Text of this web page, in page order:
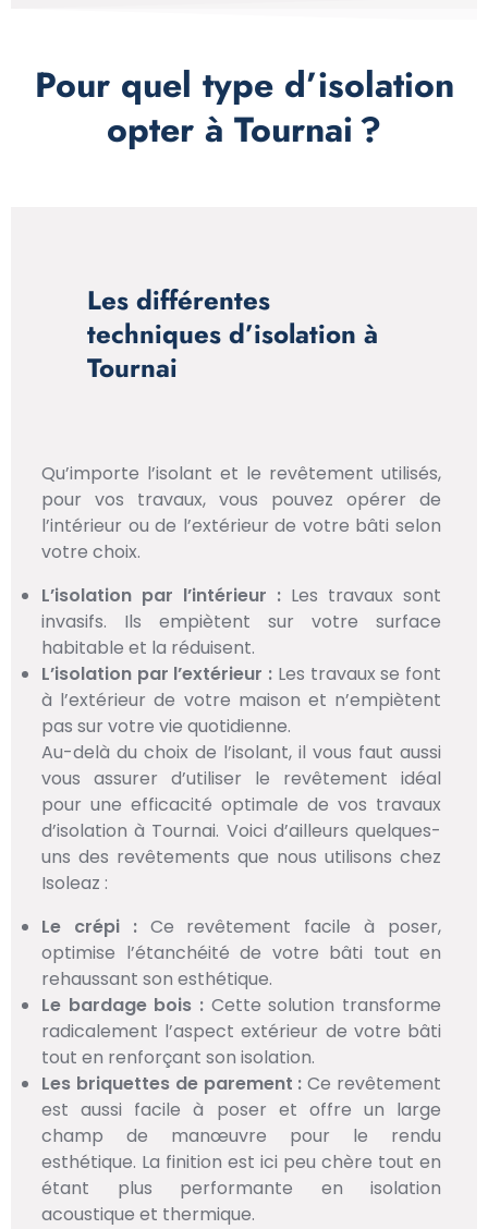
Pour quel type d’isolation
opter à Tournai ?
Les différentes
techniques d’isolation à
Tournai
Qu’importe l’isolant et le revêtement utilisés,
pour vos travaux, vous pouvez opérer de
l’intérieur ou de l’extérieur de votre bâti selon
votre choix.
L’isolation par l’intérieur : Les travaux sont
invasifs. Ils empiètent sur votre surface
habitable et la réduisent.
L’isolation par l’extérieur : Les travaux se font
à l’extérieur de votre maison et n’empiètent
pas sur votre vie quotidienne.
Au-delà du choix de l’isolant, il vous faut aussi
vous assurer d’utiliser le revêtement idéal
pour une efficacité optimale de vos travaux
d’isolation à Tournai. Voici d’ailleurs quelques-
uns des revêtements que nous utilisons chez
Isoleaz :
Le crépi : Ce revêtement facile à poser,
optimise l’étanchéité de votre bâti tout en
rehaussant son esthétique.
Le bardage bois : Cette solution transforme
radicalement l’aspect extérieur de votre bâti
tout en renforçant son isolation.
Les briquettes de parement :Ce revêtement
est aussi facile à poser et offre un large
champ de manœuvre pour le rendu
esthétique. La finition est ici peu chère tout en
étant plus performante en isolation
acoustique et thermique.